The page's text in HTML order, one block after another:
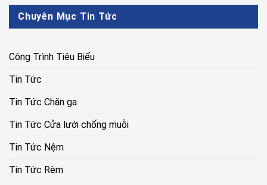
Chuyên Mục Tin Tức
Công Trình Tiêu Biểu
Tin Tức
Tin Tức Chăn ga
Tin Tức Cửa lưới chống muỗi
Tin Tức Nệm
Tin Tức Rèm